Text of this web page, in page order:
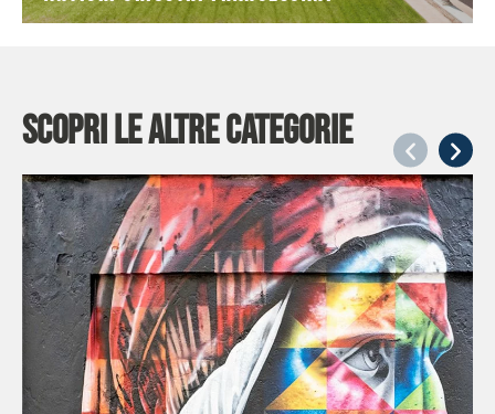
Scopri le altre categorie